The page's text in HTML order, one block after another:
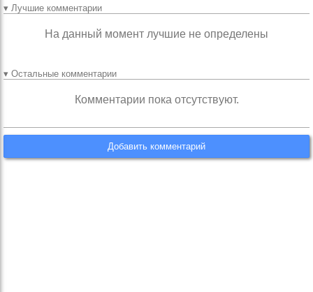
▾ Лучшие комментарии
На данный момент лучшие не определены
▾ Остальные комментарии
Комментарии пока отсутствуют.
Добавить комментарий